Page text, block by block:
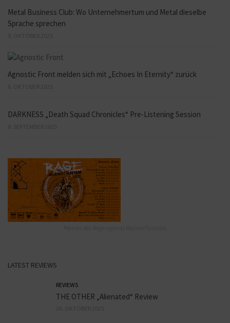
Metal Business Club: Wo Unternehmertum und Metal dieselbe
Sprache sprechen
Agnostic Front melden sich mit „Echoes In Eternity“ zurück
DARKNESS „Death Squad Chronicles“ Pre-Listening Session
LATEST REVIEWS
REVIEWS
THE OTHER „Alienated“ Review